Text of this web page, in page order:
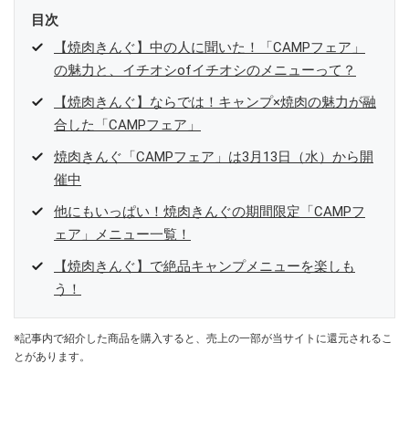
目次
【焼肉きんぐ】中の人に聞いた！「CAMPフェア」
の魅力と、イチオシofイチオシのメニューって？
【焼肉きんぐ】ならでは！キャンプ×焼肉の魅力が融
合した「CAMPフェア」
焼肉きんぐ「CAMPフェア」は3月13日（水）から開
催中
他にもいっぱい！焼肉きんぐの期間限定「CAMPフ
ェア」メニュー一覧！
【焼肉きんぐ】で絶品キャンプメニューを楽しも
う！
※記事内で紹介した商品を購入すると、売上の一部が当サイトに還元されるこ
とがあります。